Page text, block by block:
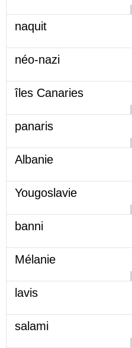
naquit
néo-nazi
îles Canaries
panaris
Albanie
Yougoslavie
banni
Mélanie
lavis
salami